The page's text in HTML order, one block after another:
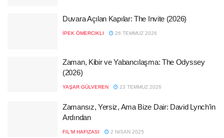
Duvara Açılan Kapılar: The Invite (2026)
İPEK ÖMERCIKLI 26 TEMMUZ 2026
Zaman, Kibir ve Yabancılaşma: The Odyssey
(2026)
YAŞAR GÜLVEREN 23 TEMMUZ 2026
Zamansız, Yersiz, Ama Bize Dair: David Lynch’in
Ardından
FIL'M HAFIZASI 2 NISAN 2025